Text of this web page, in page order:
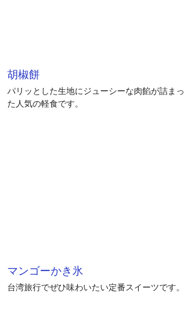
胡椒餅
パリッとした生地にジューシーな肉餡が詰まっ
た人気の軽食です。
マンゴーかき氷
台湾旅行でぜひ味わいたい定番スイーツです。